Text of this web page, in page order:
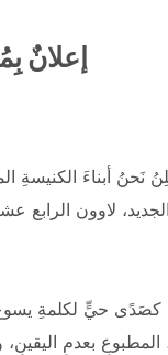
إعلانٌ
نَحنُ أبناءَ الكنيسةِ
الجديد، لاوون
كصَدًى حيٍّ لكلمةِ
المطبوعِ بعدمِ